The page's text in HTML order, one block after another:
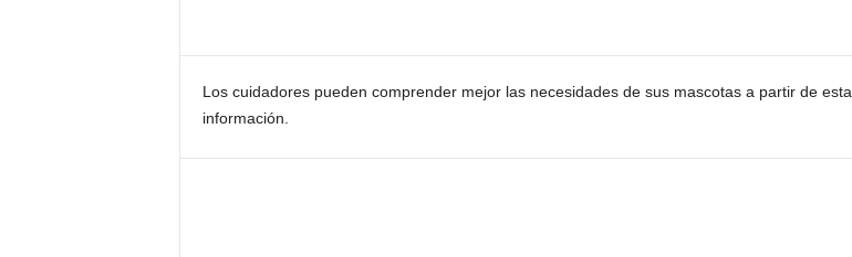
Los cuidadores pueden comprender mejor las necesidades de sus mascotas a partir de esta
información.